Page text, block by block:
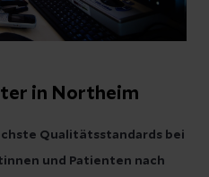
in Northeim
Qualitätsstandards bei
und Patienten nach